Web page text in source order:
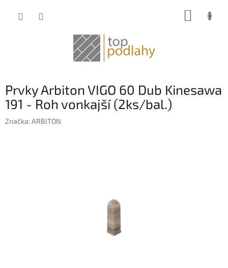
Prvky Arbiton VIGO 60 Dub Kinesawa
191 - Roh vonkajší (2ks/bal.)
Značka:ARBITON